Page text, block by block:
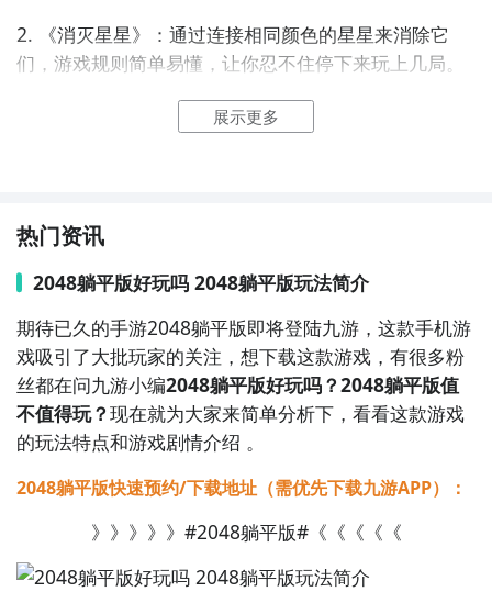
2. 《消灭星星》：通过连接相同颜色的星星来消除它
们，游戏规则简单易懂，让你忍不住停下来玩上几局。
3. 《接水果》：在规定时间内将水果接住，不同水果的
的泡泡掉落，看看你能一次性消除多少个泡泡。
5. 《推箱子》：通过推动箱子到指定位置来解谜，游戏
关卡设计精巧，让你在放松的同时思考如何完成任务。
6. 《拼图游戏》：将碎片拼接成完整的图片，难度逐渐
增加，让你享受到完成拼图的成就感。
处，考验你的观察力和细致程度。
8. 《消消乐》：通过消除相同的方块来得分，关卡设计
多样化，让你一玩就停不下来。
展示更多
热门资讯
2048躺平版好玩吗 2048躺平版玩法简介
期待已久的手游2048躺平版即将登陆九游，这款手机游
戏吸引了大批玩家的关注，想下载这款游戏，有很多粉
丝都在问九游小编2048躺平版好玩吗？2048躺平版值
不值得玩？现在就为大家来简单分析下，看看这款游戏
的玩法特点和游戏剧情介绍 。
2048躺平版快速预约/下载地址（需优先下载九游APP）：
》》》》》#2048躺平版#《《《《《